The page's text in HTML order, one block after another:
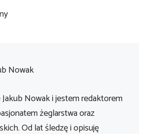
Nowak
Nowak i jestem redaktorem
żeglarstwa oraz
Od lat śledzę i opisuję